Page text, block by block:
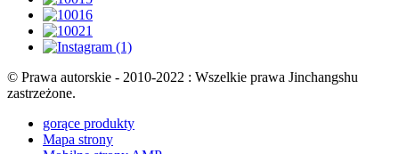
© Prawa autorskie - 2010-2022 : Wszelkie prawa Jinchangshu
zastrzeżone.
gorące produkty
Mapa strony